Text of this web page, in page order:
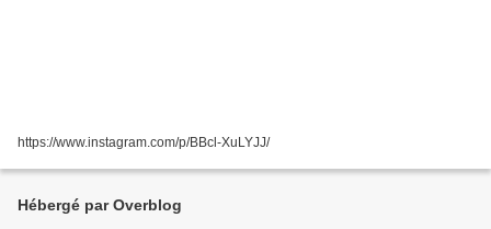
https://www.instagram.com/p/BBcl-XuLYJJ/
Hébergé par Overblog